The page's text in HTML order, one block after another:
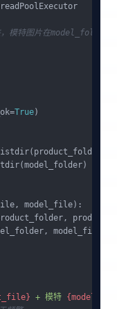
模特图片在model_folder文
True)
model_file):
model_file)
+ 模特